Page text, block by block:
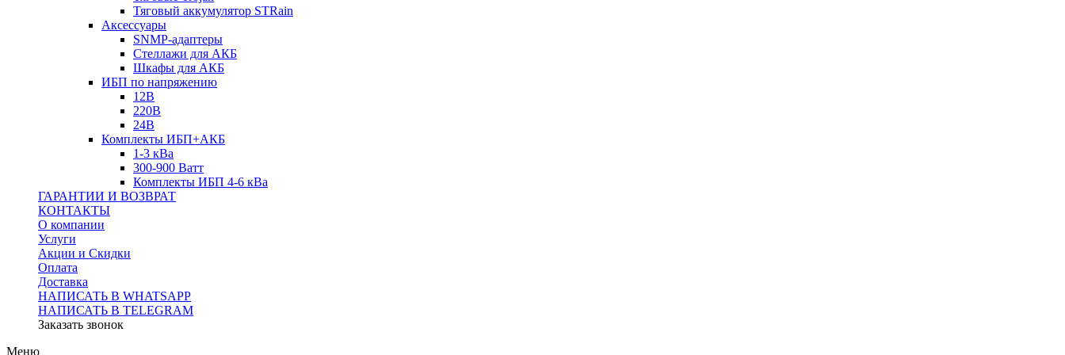
Тяговый аккумулятор STRain
Аксессуары
SNMP-адаптеры
Стеллажи для АКБ
Шкафы для АКБ
ИБП по напряжению
12В
220В
24В
Комплекты ИБП+АКБ
1-3 кВа
300-900 Ватт
Комплекты ИБП 4-6 кВа
ГАРАНТИИ И ВОЗВРАТ
КОНТАКТЫ
О компании
Услуги
Акции и Скидки
Оплата
Доставка
НАПИСАТЬ В WHATSAPP
НАПИСАТЬ В TELEGRAM
Заказать звонок
Меню